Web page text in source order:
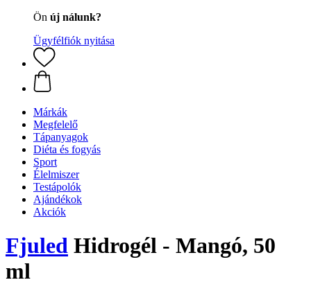
Ön új nálunk?
Ügyfélfiók nyitása
Márkák
Megfelelő
Tápanyagok
Diéta és fogyás
Sport
Élelmiszer
Testápolók
Ajándékok
Akciók
Fjuled Hidrogél - Mangó, 50
ml